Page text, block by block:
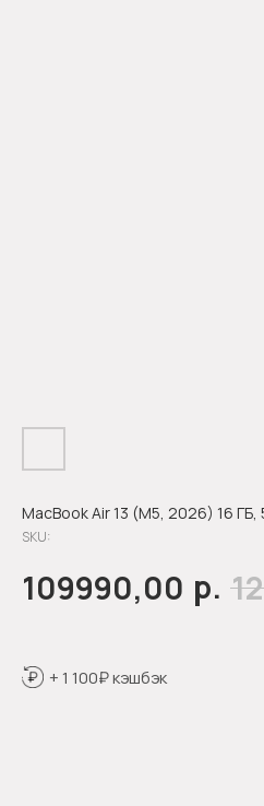
MacBook Air 13 (M5, 2026) 16 ГБ,
SKU:
109990,00 р.
+ 1 100₽ кэшбэк